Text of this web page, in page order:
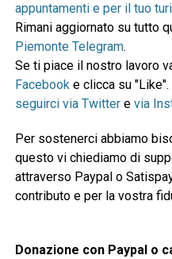
appuntamenti e per il tuo
Rimani aggiornato su tutto
Piemonte Telegram.
Se ti piace il nostro lavoro
Facebooke clicca su
seguirci via Twittere via
Per sostenerci abbiamo
questo vi chiediamo di
attraverso Paypal o
contributo e per la vostra
Donazione con Paypal o